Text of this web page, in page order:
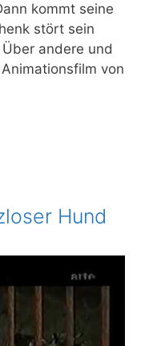
kommt sei­ne
stört sein
ande­re und
von
Hund